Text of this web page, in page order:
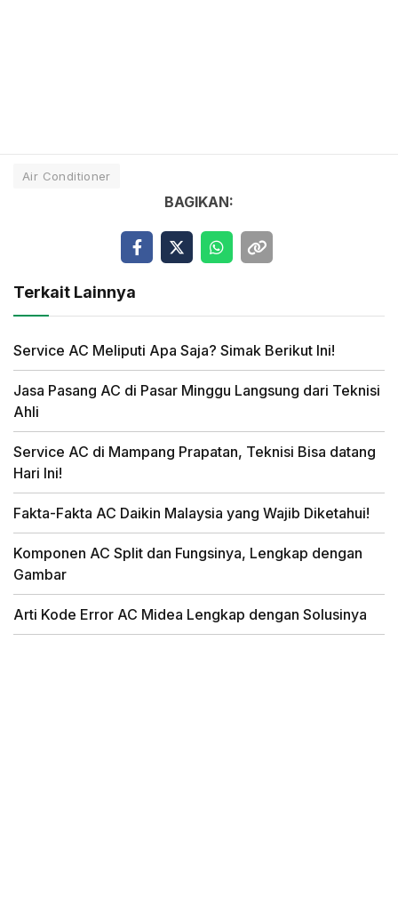
Air Conditioner
BAGIKAN:
Terkait Lainnya
Service AC Meliputi Apa Saja? Simak Berikut Ini!
Jasa Pasang AC di Pasar Minggu Langsung dari Teknisi
Ahli
Service AC di Mampang Prapatan, Teknisi Bisa datang
Hari Ini!
Fakta-Fakta AC Daikin Malaysia yang Wajib Diketahui!
Komponen AC Split dan Fungsinya, Lengkap dengan
Gambar
Arti Kode Error AC Midea Lengkap dengan Solusinya